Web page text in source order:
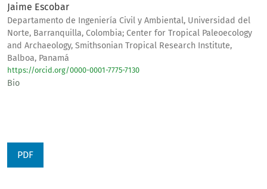
Jaime Escobar
Departamento de Ingeniería Civil y Ambiental, Universidad del
Norte, Barranquilla, Colombia; Center for Tropical Paleoecology
and Archaeology, Smithsonian Tropical Research Institute,
Balboa, Panamá
https://orcid.org/0000-0001-7775-7130
Bio
PDF